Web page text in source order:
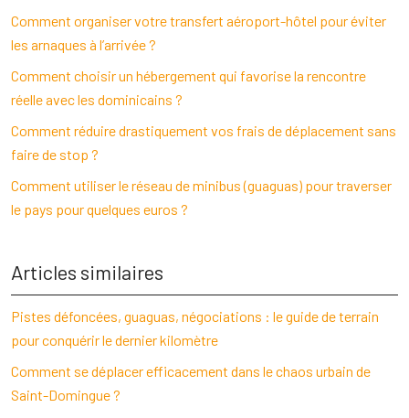
Comment organiser votre transfert aéroport-hôtel pour éviter
les arnaques à l’arrivée ?
Comment choisir un hébergement qui favorise la rencontre
réelle avec les dominicains ?
Comment réduire drastiquement vos frais de déplacement sans
faire de stop ?
Comment utiliser le réseau de minibus (guaguas) pour traverser
le pays pour quelques euros ?
Articles similaires
Pistes défoncées, guaguas, négociations : le guide de terrain
pour conquérir le dernier kilomètre
Comment se déplacer efficacement dans le chaos urbain de
Saint-Domingue ?